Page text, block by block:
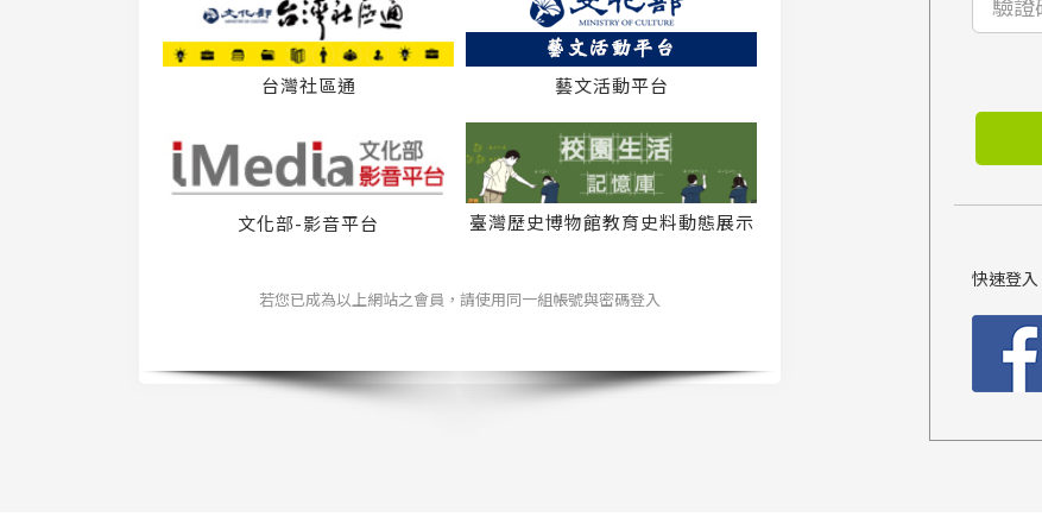
快速登入
台灣社區通 藝文活動平台
文化部-影音平台
臺灣歷史博物館教育史料動態展示
若您已成為以上網站之會員，請使用同一組帳號與密碼登入